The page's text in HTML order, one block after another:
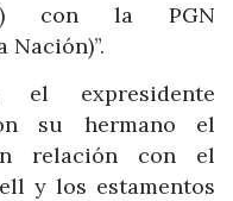
con la PGN
el expresidente
su hermano el
relación con el
y los estamentos